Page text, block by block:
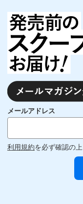
メールアドレス
利用規約を必ず確認の